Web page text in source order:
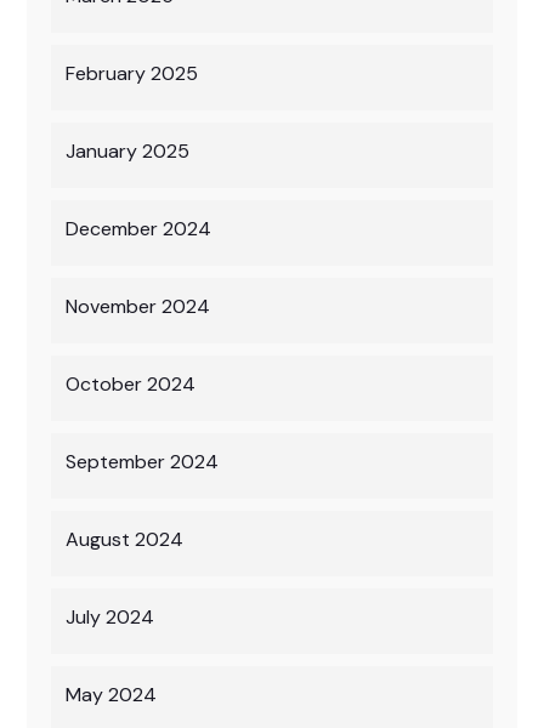
February 2025
January 2025
December 2024
November 2024
October 2024
September 2024
August 2024
July 2024
May 2024